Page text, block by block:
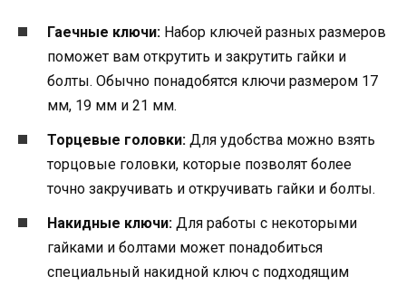
Гаечные ключи: Набор ключей разных размеров
поможет вам открутить и закрутить гайки и
болты. Обычно понадобятся ключи размером 17
мм, 19 мм и 21 мм.
Торцевые головки: Для удобства можно взять
торцовые головки, которые позволят более
точно закручивать и откручивать гайки и болты.
Накидные ключи: Для работы с некоторыми
гайками и болтами может понадобиться
специальный накидной ключ с подходящим